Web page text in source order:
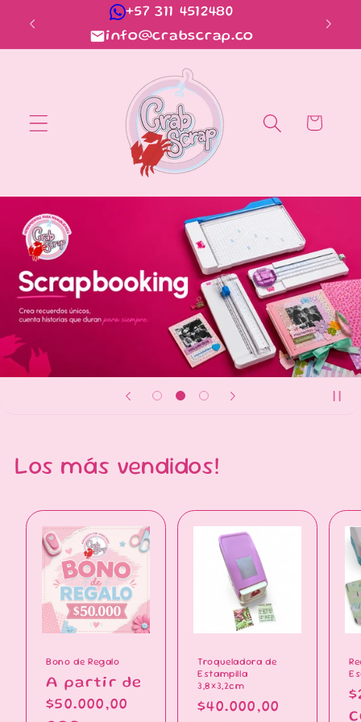
directamente
al contenido
+57 311 4512480
info@crabscrap.co
Carrito
Los más vendidos!
Bono de Regalo
Precio
habitual
A partir de
$50.000,00
Troqueladora de
Estampilla
3,8×3,2cm
Precio
$40.000,00